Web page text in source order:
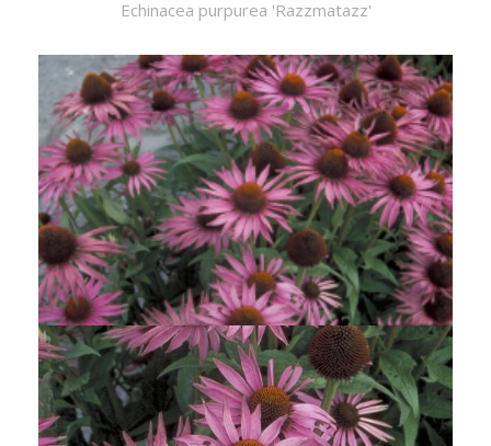
Echinacea purpurea 'Razzmatazz'